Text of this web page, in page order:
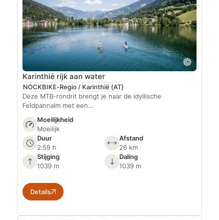
Karinthië rijk aan water
NOCKBIKE-Regio / Karinthië (AT)
Deze MTB-rondrit brengt je naar de idyllische
Feldpannalm met een…
Moeilijkheid
Moeilijk
Duur
2:59 h
Afstand
26 km
Stijging
1039 m
Daling
1039 m
Details